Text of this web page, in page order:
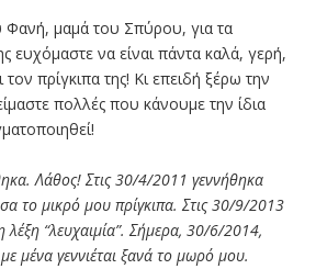
μαμά του Σπύρου, για τα
ευχόμαστε να είναι πάντα καλά, γερή,
τον πρίγκιπα της! Κι επειδή ξέρω την
πολλές που κάνουμε την ίδια
Λάθος! Στις 30/4/2011 γεννήθηκα
το μικρό μου πρίγκιπα. Στις 30/9/2013
“λευχαιμία”. Σήμερα, 30/6/2014,
με μένα γεννιέται ξανά το μωρό μου.